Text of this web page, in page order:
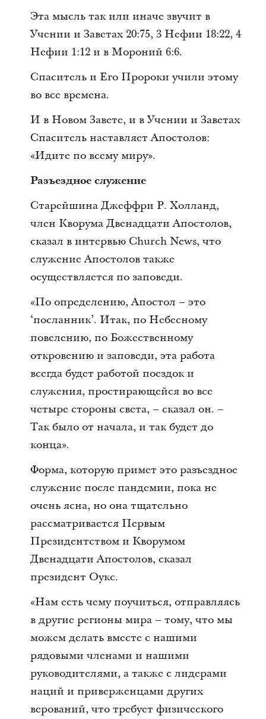
Эта мысль так или иначе звучит в
Учении и Заветах 20:75, 3 Нефии 18:22, 4
Нефии 1:12 и в Мороний 6:6.
Спаситель и Его Пророки учили этому
во все времена.
И в Новом Завете, и в Учении и Заветах
Спаситель наставляет Апостолов:
«Идите по всему миру».
Разъездное служение
Старейшина Джеффри Р. Холланд,
член Кворума Двенадцати Апостолов,
сказал в интервью Church News, что
служение Апостолов также
осуществляется по заповеди.
«По определению, Апостол – это
‘посланник’. Итак, по Небесному
повелению, по Божественному
откровению и заповеди, эта работа
всегда будет работой поездок и
служения, простирающейся во все
четыре стороны света, – сказал он. –
Так было от начала, и так будет до
конца».
Форма, которую примет это разъездное
служение после пандемии, пока не
очень ясна, но она тщательно
рассматривается Первым
Президентством и Кворумом
Двенадцати Апостолов, сказал
президент Оукс.
«Нам есть чему поучиться, отправляясь
в другие регионы мира – тому, что мы
можем делать вместе с нашими
рядовыми членами и нашими
руководителями, а также с лидерами
наций и приверженцами других
верований, что требует физического